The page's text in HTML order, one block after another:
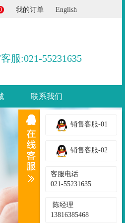
我的订单 English
服:021-55231635
联系我们
销售客服-01
销售客服-02
客服电话
021-55231635
陈经理
13816385468